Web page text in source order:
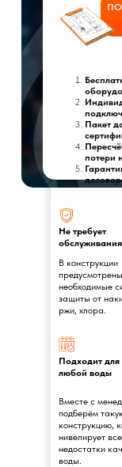
Пакет
потери
Не требует
обслуживания
В конструкции
необходимые
защиты от
ржи, хлора.
Подходит для
любой воды
Вместе с
подберём
конструкцию,
нивелирует все
недостатки
воды.